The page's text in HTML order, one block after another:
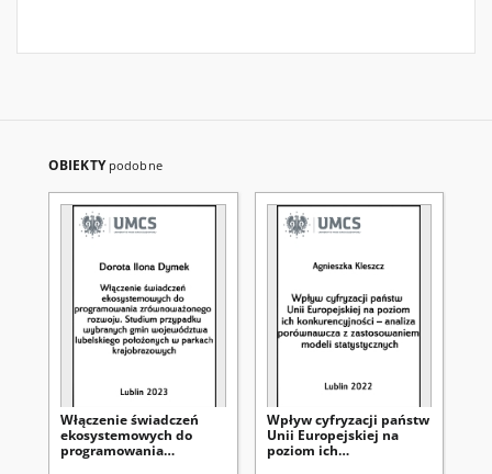
OBIEKTY podobne
Włączenie świadczeń
ekosystemowych do
programowania
Wpływ cyfryzacji państw
Unii Europejskiej na
poziom ich